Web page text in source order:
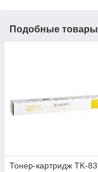
Подобные
Тонер-картридж TK-